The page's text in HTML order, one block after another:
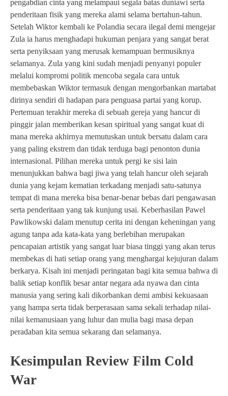
pengabdian cinta yang melampaui segala batas duniawi serta
penderitaan fisik yang mereka alami selama bertahun-tahun.
Setelah Wiktor kembali ke Polandia secara ilegal demi mengejar
Zula ia harus menghadapi hukuman penjara yang sangat berat
serta penyiksaan yang merusak kemampuan bermusiknya
selamanya. Zula yang kini sudah menjadi penyanyi populer
melalui kompromi politik mencoba segala cara untuk
membebaskan Wiktor termasuk dengan mengorbankan martabat
dirinya sendiri di hadapan para penguasa partai yang korup.
Pertemuan terakhir mereka di sebuah gereja yang hancur di
pinggir jalan memberikan kesan spiritual yang sangat kuat di
mana mereka akhirnya memutuskan untuk bersatu dalam cara
yang paling ekstrem dan tidak terduga bagi penonton dunia
internasional. Pilihan mereka untuk pergi ke sisi lain
menunjukkan bahwa bagi jiwa yang telah hancur oleh sejarah
dunia yang kejam kematian terkadang menjadi satu-satunya
tempat di mana mereka bisa benar-benar bebas dari pengawasan
serta penderitaan yang tak kunjung usai. Keberhasilan Pawel
Pawlikowski dalam menutup cerita ini dengan keheningan yang
agung tanpa ada kata-kata yang berlebihan merupakan
pencapaian artistik yang sangat luar biasa tinggi yang akan terus
membekas di hati setiap orang yang menghargai kejujuran dalam
berkarya. Kisah ini menjadi peringatan bagi kita semua bahwa di
balik setiap konflik besar antar negara ada nyawa dan cinta
manusia yang sering kali dikorbankan demi ambisi kekuasaan
yang hampa serta tidak berperasaan sama sekali terhadap nilai-
nilai kemanusiaan yang luhur dan mulia bagi masa depan
peradaban kita semua sekarang dan selamanya.
Kesimpulan Review Film Cold
War